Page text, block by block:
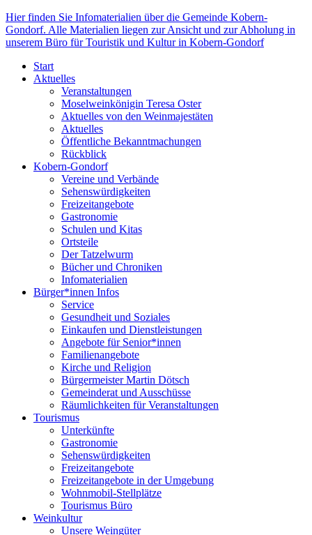
Hier finden Sie Infomaterialien über die Gemeinde Kobern-
Gondorf. Alle Materialien liegen zur Ansicht und zur Abholung in
unserem Büro für Touristik und Kultur in Kobern-Gondorf
Start
Aktuelles
Veranstaltungen
Moselweinkönigin Teresa Oster
Aktuelles von den Weinmajestäten
Aktuelles
Öffentliche Bekanntmachungen
Rückblick
Kobern-Gondorf
Vereine und Verbände
Sehenswürdigkeiten
Freizeitangebote
Gastronomie
Schulen und Kitas
Ortsteile
Der Tatzelwurm
Bücher und Chroniken
Infomaterialien
Bürger*innen Infos
Service
Gesundheit und Soziales
Einkaufen und Dienstleistungen
Angebote für Senior*innen
Familienangebote
Kirche und Religion
Bürgermeister Martin Dötsch
Gemeinderat und Ausschüsse
Räumlichkeiten für Veranstaltungen
Tourismus
Unterkünfte
Gastronomie
Sehenswürdigkeiten
Freizeitangebote
Freizeitangebote in der Umgebung
Wohnmobil-Stellplätze
Tourismus Büro
Weinkultur
Unsere Weingüter